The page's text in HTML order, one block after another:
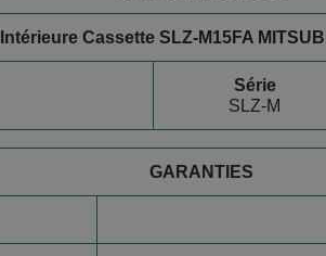
Cassette SLZ-M15FA
Série
SLZ-M
GARANTIES